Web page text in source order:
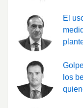
El
los